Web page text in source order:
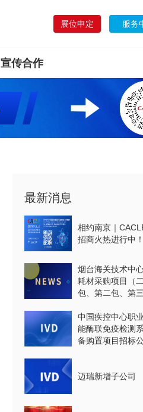
展位申定 服务
宣传合作
最新消息
相约南京｜
招商火热进行中！
烟台海关技术中
耗材采购项目（
包、第二包、第
标公告
中国疾控中心职
能酶联免疫检测
备购置项目招标
迈瑞新增子公司